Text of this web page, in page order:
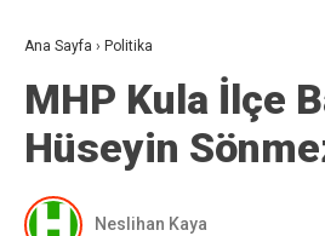
Ana Sayfa › Politika
MHP Kula İlçe
Hüseyin
Neslihan Kaya